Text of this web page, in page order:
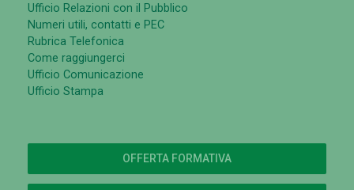
Ufficio Relazioni con il Pubblico
Numeri utili, contatti e PEC
Rubrica Telefonica
Come raggiungerci
Ufficio Comunicazione
Ufficio Stampa
OFFERTA FORMATIVA